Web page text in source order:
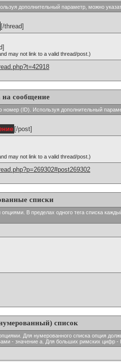
дополнительный параметр, можно
[/thread]
may not link to a valid thread/post.)
сообщение
номер (ID). Используя дополнительный
[/post]
may not link to a valid thread/post.)
списки
В пределах одного тега списка
список
Для нумерованного списка опция
- значение а. Для больших римских цифр -